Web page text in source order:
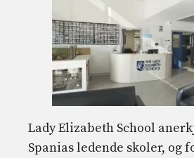
Lady Elizabeth School
Spanias ledende skoler, og